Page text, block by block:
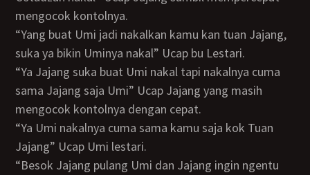
mengocok kontolnya.
“Yang buat Umi jadi nakalkan kamu kan tuan Jajang,
suka ya bikin Uminya nakal” Ucap bu Lestari.
“Ya Jajang suka buat Umi nakal tapi nakalnya cuma
sama Jajang saja Umi” Ucap Jajang yang masih
mengocok kontolnya dengan cepat.
“Ya Umi nakalnya cuma sama kamu saja kok Tuan
Jajang” Ucap Umi lestari.
“Besok Jajang pulang Umi dan Jajang ingin ngentu